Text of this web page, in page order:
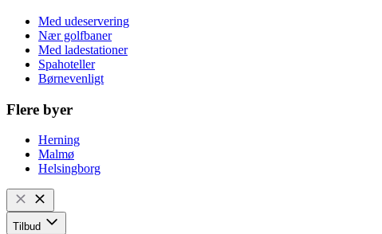
Med udeservering
Nær golfbaner
Med ladestationer
Spahoteller
Børnevenligt
Flere byer
Herning
Malmø
Helsingborg
Tilbud